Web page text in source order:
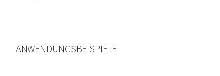
ANWENDUNGSBEISPIELE